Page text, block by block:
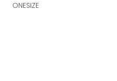
ONESIZE